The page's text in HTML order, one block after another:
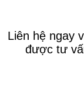
Liên hệ ngay
được tư